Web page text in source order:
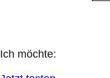
Ich möchte: